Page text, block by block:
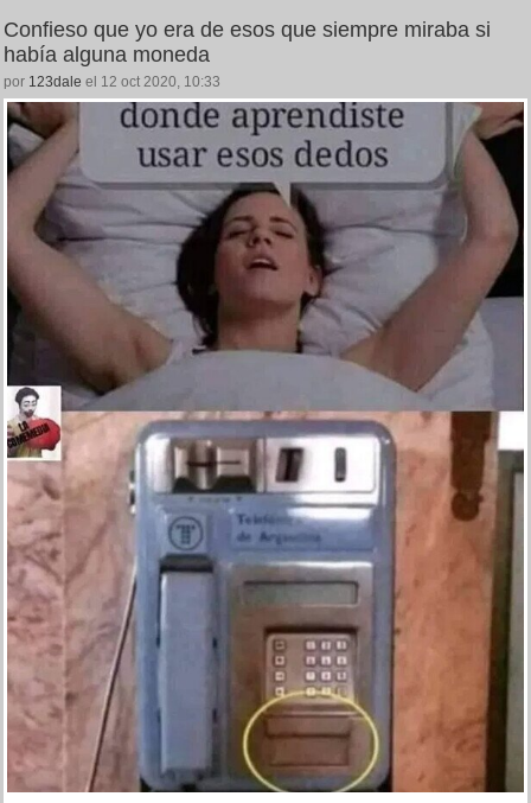
Confieso que yo era de esos que siempre miraba si
había alguna moneda
por 123dale el 12 oct 2020, 10:33